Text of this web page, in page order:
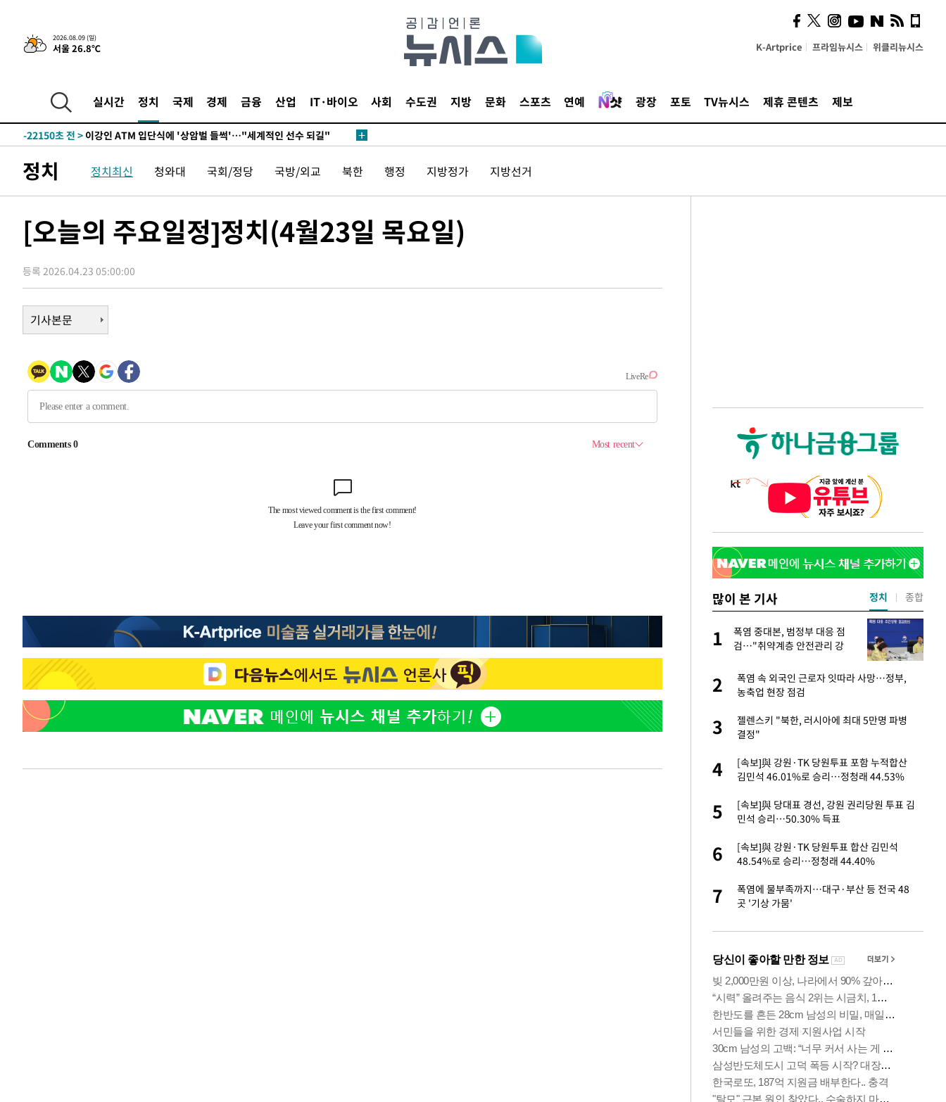
2026.08.09 (일)
서울 26.8℃ K-Artprice 프라임뉴시스 위클리뉴시스
실시간 정치 국제 경제 금융 산업 IT·바이오 사회 수도권 지방 문화 스포츠 연예 광장 포토 TV뉴시스 제휴 콘텐츠 제보
-30229초 전 >'AT마드리드 7번' 이강인 데뷔전…맨시티에 1-3 역전패(종합)
-27968초 전 >'AT마드리드 7번' 이강인, 맨시티 상대로 비공식 데뷔전
-25534초 전 >
네타냐후, 트럼프의 가자 평화 2차 15개조 평화안 '거부'
-22130초 전 >
-21126초 전 > 태풍 돌핀, 중 저장성 타이저우시 해안에 상륙 (1보)
-17102초 전 >
[속보]與 강원·TK 당원투표 합산 김민석 48.54%로 승리…정청래
-16436초 전 >與 강원·TK 당원투표 합산 김민석 46.01%로 승리…정청래
-16083초 전 >[속보]與 당대표 경선, 경북 권리당원 투표 김민석 47.37%·정청래
45.71%
46.35%
-15782초 전 >[속보]與 당대표 경선, 강원 권리당원 투표 김민석 승리…50.30%
득표
-13700초 전 >"일본축구협회, 대한축구협회 성 접대 의혹 심판 조사"
-6342초 전 >
-1707초 전 >"얼마나 더웠으면"…안동 물길공원서 헤엄친 구렁이 '소동'
-906초 전 >'2경기 연속 침묵' 손흥민, 톨루카전 68분만 뛰고 슈팅 0개
5분 전 >이강인, 오늘 서울서 AT마드리드 입단식…'전례 없는 특급대우'
-30493초 전 > 이강인, 5만 관중 앞 ATM 데뷔…뜨거운 응원 속 새출발(종합)
-27988초 전 >
이강인 ATM 입단식에 '상암벌 들썩'…"세계적인 선수 되길"
-16103초 전 >
[속보]與 당대표 경선, 경북 권리당원 투표 김민석 47.37%·정청래
45.71%
-16005초 전 >[속보]與 당대표 경선, 대구 권리당원 투표 정청래 47.82%·김민석
46.35%
-15802초 전 >
[속보]與 당대표 경선, 강원 권리당원 투표 김민석 승리…50.30%
득표
-13720초 전 >"일본축구협회, 대한축구협회 성 접대 의혹 심판 조사"
-6362초 전 >
[속보]장은수, KLPGA 제주삼다수 역전 우승…데뷔 10년 차에 첫 정
-1727초 전 >
"얼마나 더웠으면"…안동 물길공원서 헤엄친 구렁이 '소동'
-926초 전 >'2경기 연속 침묵' 손흥민, 톨루카전 68분만 뛰고 슈팅 0개
정치 정치최신 청와대 국회/정당 국방/외교 북한 행정 지방정가 지방선거
[오늘의 주요일정]정치(4월23일 목요일)
등록 2026.04.23 05:00:00
기사본문
많이 본 기사
한정수 "황정민 선배만 피
해…떳떳하면 신분 공개하라"
2
격…득점포 재가동 도전
3
이강인, 오늘 서울서 AT마드리드 입단
식…'전례 없는 특급대우'
4
1
폭염 중대본, 범정부 대응 점
검…"취약계층 안전관리 강
2
폭염 속 외국인 근로자 잇따라 사망…정부,
농축업 현장 점검
3
젤렌스키 "북한, 러시아에 최대 5만명 파병
결정"
4
[속보]與 강원·TK 당원투표 포함 누적합산
김민석 46.01%로 승리…정청래 44.53%
5
[속보]與 당대표 경선, 강원 권리당원 투표 김
민석 승리…50.30% 득표
6
[속보]與 강원·TK 당원투표 합산 김민석
48.54%로 승리…정청래 44.40%
7
폭염에 물부족까지…대구·부산 등 전국 48
곳 '기상 가뭄'
정치 종합